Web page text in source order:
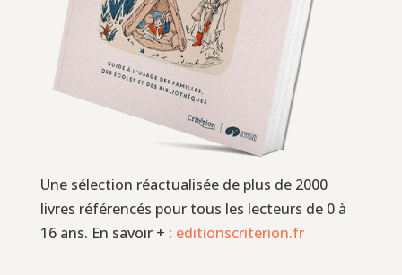
Une sélection réactualisée de plus de 2000
livres référencés pour tous les lecteurs de 0 à
16 ans. En savoir + : editionscriterion.fr